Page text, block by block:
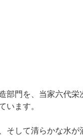
部門を、当家六代栄
います。
そして清らかな水が